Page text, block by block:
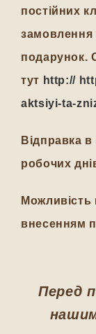
постійних
замовлення
подарунок.
тут http://
aktsiyi-ta-
Відправка
робочих
Можливість
внесенням
Перед